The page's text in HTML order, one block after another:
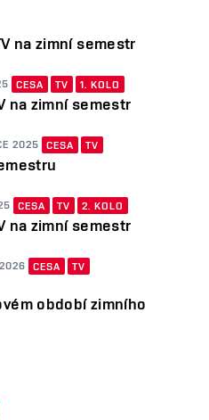
na zimní semestr
CESA TV 1. KOLO
na zimní semestr
2025 CESA TV
CESA TV 2. KOLO
na zimní semestr
CESA
TV
období zimního